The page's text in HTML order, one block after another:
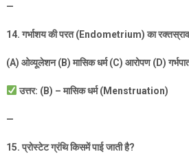
—
14.गर्भाशय की परत (Endometrium)का
(A) ओव्यूलेशन (B)मासिक धर्म (C) आरोपण (D)
उत्तर: (B) –मासिक धर्म (Menstruation)
—
15.प्रोस्टेट ग्रंथि किसमें पाई जाती है?